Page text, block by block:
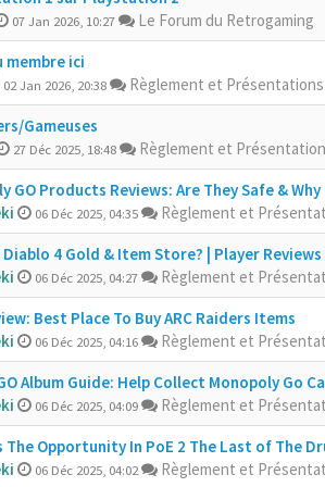
07 Jan 2026, 10:27
Le Forum du Retrogaming
membre ici
02 Jan 2026, 20:38
Règlement et
Gameuses
27 Déc 2025, 18:48
Règlement et
GO Products Reviews: Are They Safe &
06 Déc 2025, 04:35
Règlement et
Diablo 4 Gold & Item Store? | Player Reviews
06 Déc 2025, 04:27
Règlement et
Best Place To Buy ARC Raiders Items
06 Déc 2025, 04:16
Règlement et
Album Guide: Help Collect Monopoly Go
06 Déc 2025, 04:09
Règlement et
The Opportunity In PoE 2 The Last of The
06 Déc 2025, 04:02 Règlement et